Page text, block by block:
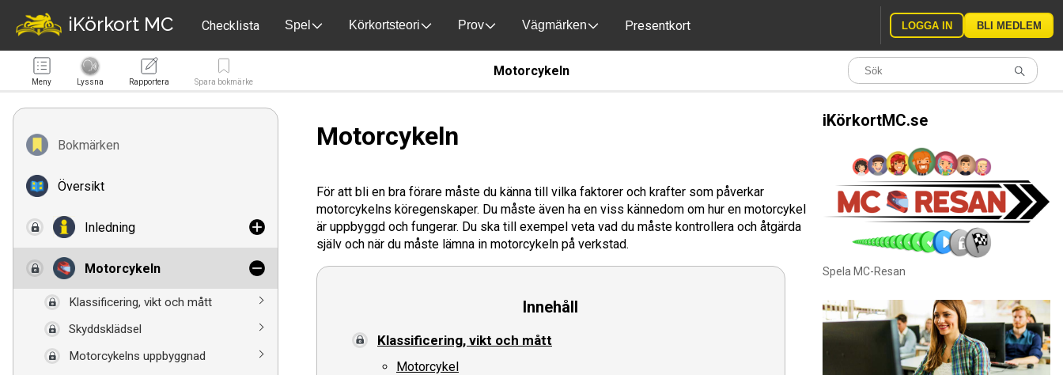
iKörkort MC Checklista Spel Körkortsteori Prov Vägmärken Presentkort LOGGA IN BLI MEDLEM
Meny Lyssna Rapportera Spara bokmärke
Motorcykeln
Bokmärken
Översikt
Inledning
Motorcykeln
Klassificering, vikt och mått
Skyddsklädsel
Motorcykelns uppbyggnad
Motorcykeln
För att bli en bra förare måste du känna till vilka faktorer och krafter som påverkar
motorcykelns köregenskaper. Du måste även ha en viss kännedom om hur en motorcykel
är uppbyggd och fungerar. Du ska till exempel veta vad du måste kontrollera och åtgärda
själv och när du måste lämna in motorcykeln på verkstad.
Innehåll
Klassificering, vikt och mått
Motorcykel
iKörkortMC.se
Spela MC-Resan